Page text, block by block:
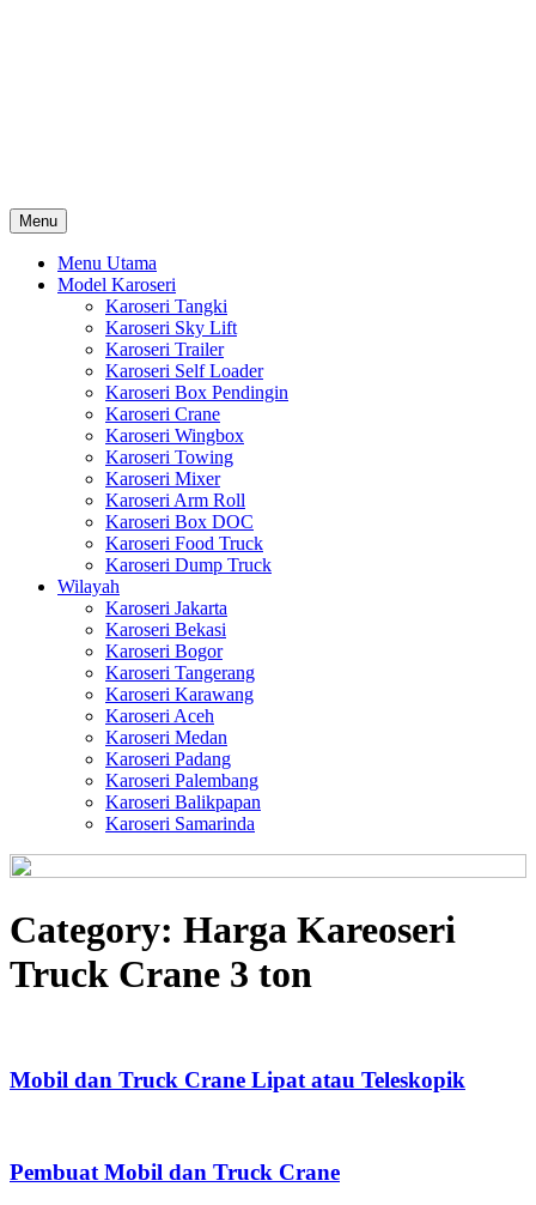
Menu
Menu Utama
Model Karoseri
Karoseri Tangki
Karoseri Sky Lift
Karoseri Trailer
Karoseri Self Loader
Karoseri Box Pendingin
Karoseri Crane
Karoseri Wingbox
Karoseri Towing
Karoseri Mixer
Karoseri Arm Roll
Karoseri Box DOC
Karoseri Food Truck
Karoseri Dump Truck
Wilayah
Karoseri Jakarta
Karoseri Bekasi
Karoseri Bogor
Karoseri Tangerang
Karoseri Karawang
Karoseri Aceh
Karoseri Medan
Karoseri Padang
Karoseri Palembang
Karoseri Balikpapan
Karoseri Samarinda
Category: Harga Kareoseri
Truck Crane 3 ton
Mobil dan Truck Crane Lipat atau Teleskopik
Pembuat Mobil dan Truck Crane